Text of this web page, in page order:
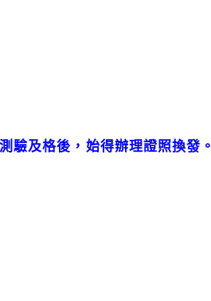
驗及格後，始得辦理證照換發。